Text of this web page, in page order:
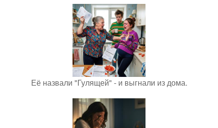
Её назвали "Гулящей" - и выгнали из дома.